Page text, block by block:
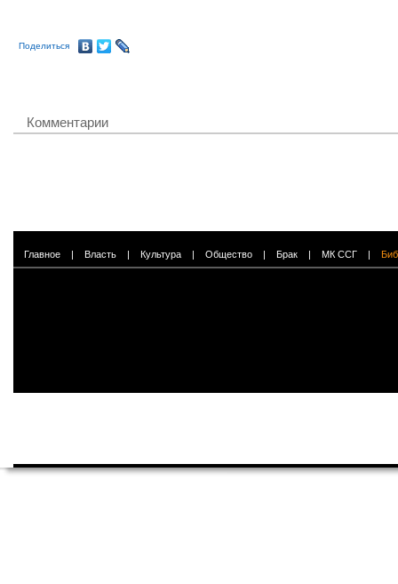
Поделиться
Комментарии
Главное | Власть | Культура | Общество | Брак | МК ССГ |